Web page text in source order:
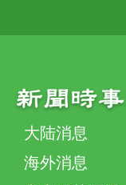
大陆消息
海外消息